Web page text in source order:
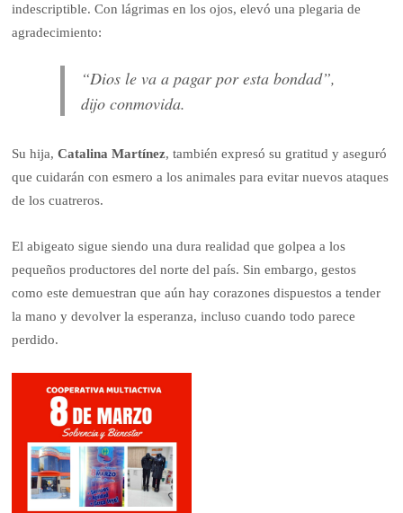
indescriptible. Con lágrimas en los ojos, elevó una plegaria de
agradecimiento:
“Dios le va a pagar por esta bondad”,
dijo conmovida.
Su hija,Catalina Martínez, también expresó su gratitud y aseguró
que cuidarán con esmero a los animales para evitar nuevos ataques
de los cuatreros.
El abigeato sigue siendo una dura realidad que golpea a los
pequeños productores del norte del país. Sin embargo, gestos
como este demuestran que aún hay corazones dispuestos a tender
la mano y devolver la esperanza, incluso cuando todo parece
perdido.